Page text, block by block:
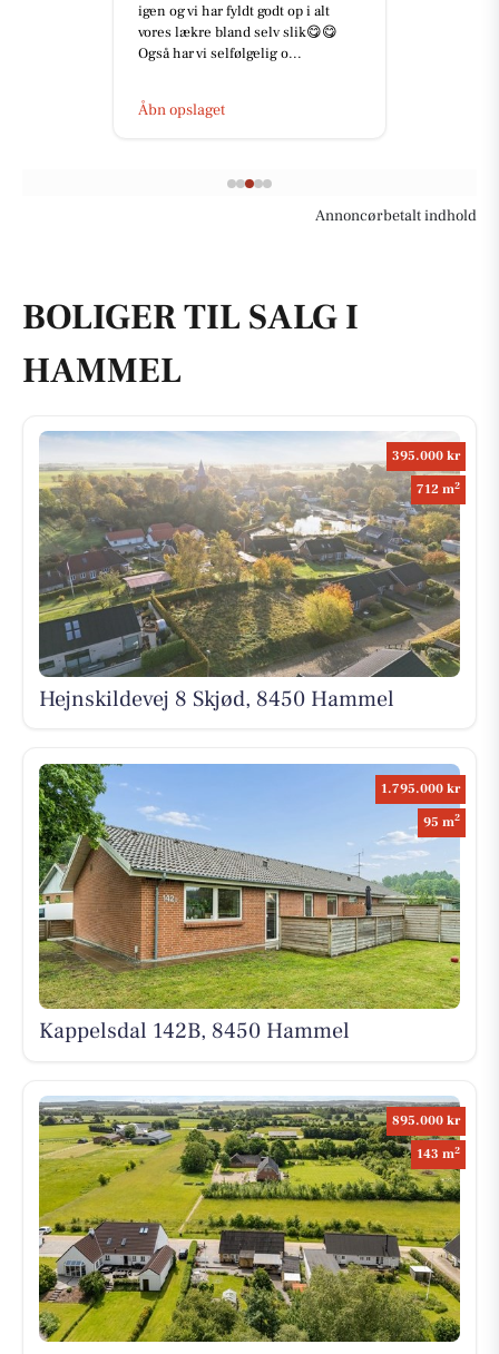
igen og vi har fyldt godt op i alt
vores lækre bland selv slik😋😋
Også har vi selfølgelig o...
Åbn opslaget
Annoncørbetalt indhold
BOLIGER TIL SALG I
HAMMEL
395.000 kr
712 m2
Hejnskildevej 8 Skjød, 8450 Hammel
1.795.000 kr
95 m2
Kappelsdal 142B, 8450 Hammel
895.000 kr
143 m2